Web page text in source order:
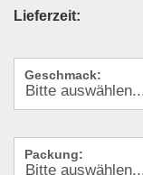
Lieferzeit:
Geschmack:
Packung: